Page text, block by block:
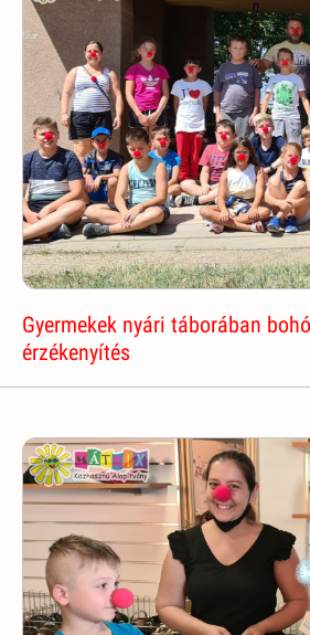
Gyermekek nyári táborában
érzékenyítés